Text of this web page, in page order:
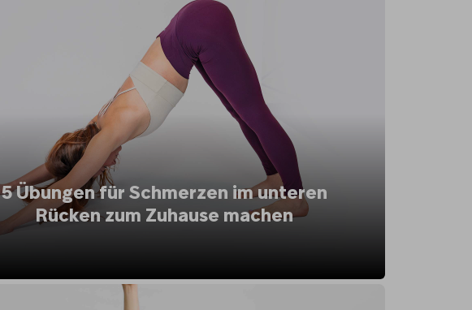
5 Übungen für Schmerzen im unteren
Rücken zum Zuhause machen